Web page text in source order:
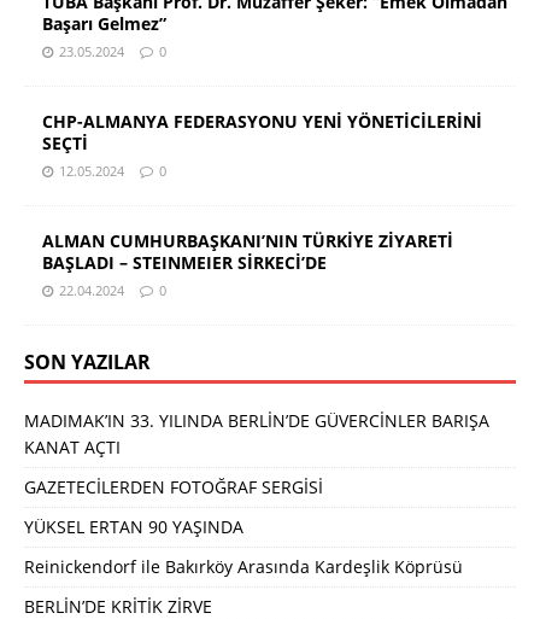
Başarı Gelmez”
23.05.2024 0
CHP-ALMANYA FEDERASYONU YENİ YÖNETİCİLERİNİ
SEÇTİ
12.05.2024 0
ALMAN CUMHURBAŞKANI’NIN TÜRKİYE ZİYARETİ
BAŞLADI – STEINMEIER SİRKECİ’DE
22.04.2024 0
SON YAZILAR
MADIMAK’IN 33. YILINDA BERLİN’DE GÜVERCİNLER BARIŞA
KANAT AÇTI
GAZETECİLERDEN FOTOĞRAF SERGİSİ
YÜKSEL ERTAN 90 YAŞINDA
Reinickendorf ile Bakırköy Arasında Kardeşlik Köprüsü
BERLİN’DE KRİTİK ZİRVE